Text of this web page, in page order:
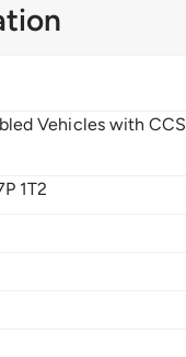
Vehicles with CCS
1T2